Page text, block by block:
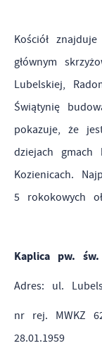
Kościół
głównym
Lubelskiej,
Świątynię
pokazuje, że
dziejach gmach
Kozienicach.
5 rokokowych
Kaplica pw. św.
Adres: ul.
nr rej. MWKZ
28.01.1959